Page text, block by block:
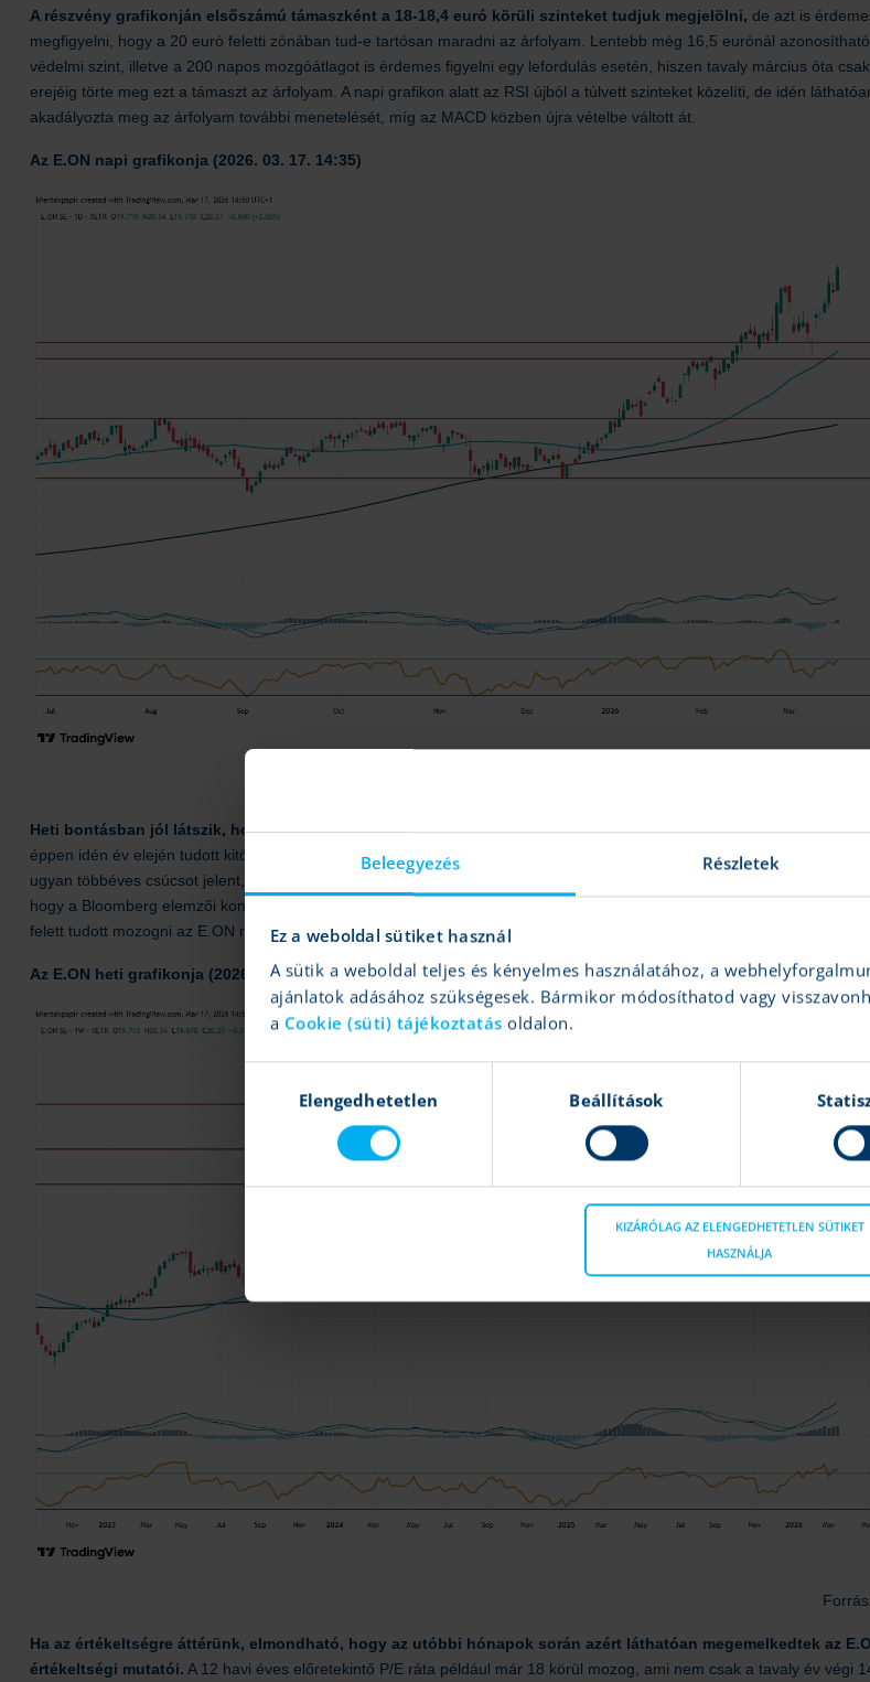
Beleegyezés Részletek
Ez a weboldal sütiket használ
A sütik a weboldal teljes és kényelmes használatához, a
ajánlatok adásához szükségesek. Bármikor módosíthatod vagy
a Cookie (süti) tájékoztatás oldalon.
kiválasztásaElengedhetetlen Beállítások
KIZÁRÓLAG AZ ELENGEDHETETLEN SÜTIKET
HASZNÁLJA
A részvény grafikonján elsőszámú támaszként a 18-18,4 euró körüli szinteket tudjuk megjelölni, de azt is
megfigyelni, hogy a 20 euró feletti zónában tud-e tartósan maradni az árfolyam. Lentebb még 16,5 eurónál
védelmi szint, illetve a 200 napos mozgóátlagot is érdemes figyelni egy lefordulás esetén, hiszen tavaly március óta
erejéig törte meg ezt a támaszt az árfolyam. A napi grafikon alatt az RSI újból a túlvett szinteket közelíti, de idén
akadályozta meg az árfolyam további menetelését, míg az MACD közben újra vételbe váltott át.
Az E.ON napi grafikonja (2026. 03. 17. 14:35)
Heti bontásban jól látszik, hogy 2025 második felében a 15 és 16,5 euró közötti sávban mozgott az E.ON
éppen idén év elején tudott kitörni. A lendület eddig töretlen, de kérdés, hogy meddig tarthat ki az emelkedő trend. A 20
ugyan többéves csúcsot jelent, de a történelmi csúcsát még 2008-ban jelölte ki a részvény 40 euró felett. Az már
hogy a Bloomberg elemzői konszenzusa jelenleg 19 euró körüli célárat határoz meg, igaz, az idei évben rendre a
felett tudott mozogni az E.ON részvénye.
Az E.ON heti grafikonja (2026. 03. 17. 14:35)
Ha az értékeltségre áttérünk, elmondható, hogy az utóbbi hónapok során azért láthatóan megemelkedtek az
értékeltségi mutatói. A 12 havi éves előretekintő P/E ráta például már 18 körül mozog, ami nem csak a tavaly év végi